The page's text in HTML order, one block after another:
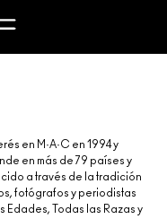
en M·A·C en 1994 y
en más de 79 países y
a través de la tradición
fotógrafos y periodistas
Edades, Todas las Razas y